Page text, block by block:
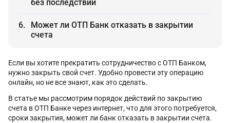
без последствий
Может ли ОТП Банк отказать в закрытии
счета
Если вы хотите прекратить сотрудничество с ОТП Банком,
нужно закрыть свой счет. Удобно провести эту операцию
онлайн, но не все знают, как это сделать.
В статье мы рассмотрим порядок действий по закрытию
счета в ОТП Банке через интернет, что для этого потребуется,
сроки закрытия, может ли банк отказать в закрытии счета.